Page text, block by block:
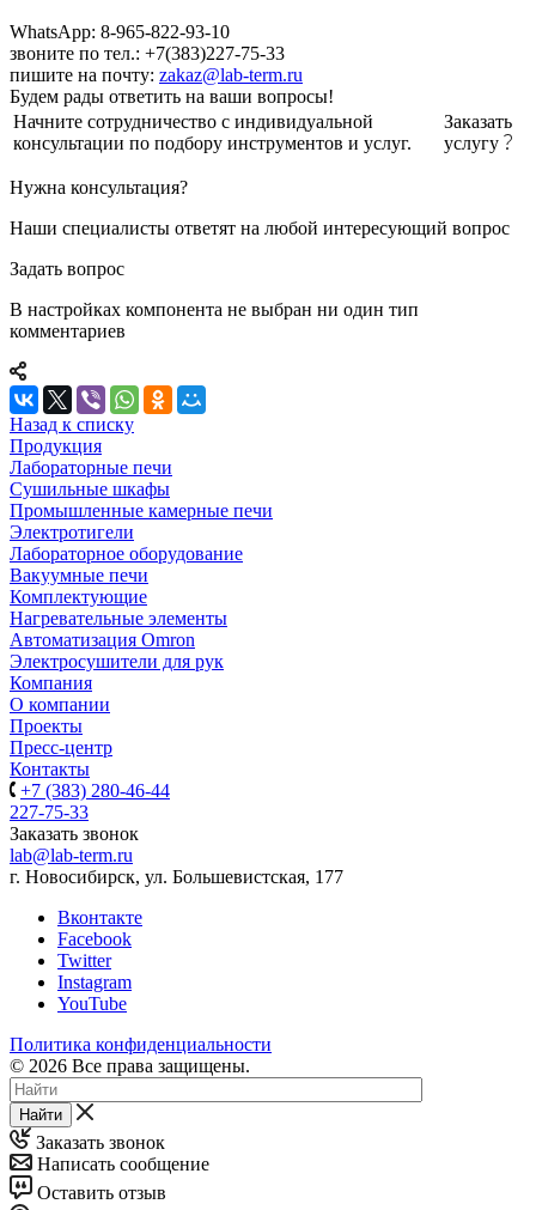
WhatsApp: 8-965-822-93-10
звоните по тел.: +7(383)227-75-33
пишите на почту: zakaz@lab-term.ru
Будем рады ответить на ваши вопросы!
Начните сотрудничество с индивидуальной
консультации по подбору инструментов и услуг.
Заказать
услугу
Нужна консультация?
Наши специалисты ответят на любой интересующий вопрос
Задать вопрос
В настройках компонента не выбран ни один тип
комментариев
Назад к списку
Продукция
Лабораторные печи
Сушильные шкафы
Промышленные камерные печи
Электротигели
Лабораторное оборудование
Вакуумные печи
Комплектующие
Нагревательные элементы
Автоматизация Omron
Электросушители для рук
Компания
О компании
Проекты
Пресс-центр
Контакты
+7 (383) 280-46-44
227-75-33
Заказать звонок
lab@lab-term.ru
г. Новосибирск, ул. Большевистская, 177
Вконтакте
Facebook
Twitter
Instagram
YouTube
Политика конфиденциальности
© 2026 Все права защищены.
Найти
Заказать звонок
Написать сообщение
Оставить отзыв